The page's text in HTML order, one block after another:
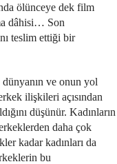
ölünceye dek film
dâhisi… Son
teslim ettiği bir
ve onun yol
ilişkileri açısından
düşünür. Kadınların
daha çok
kadar kadınları da
bu